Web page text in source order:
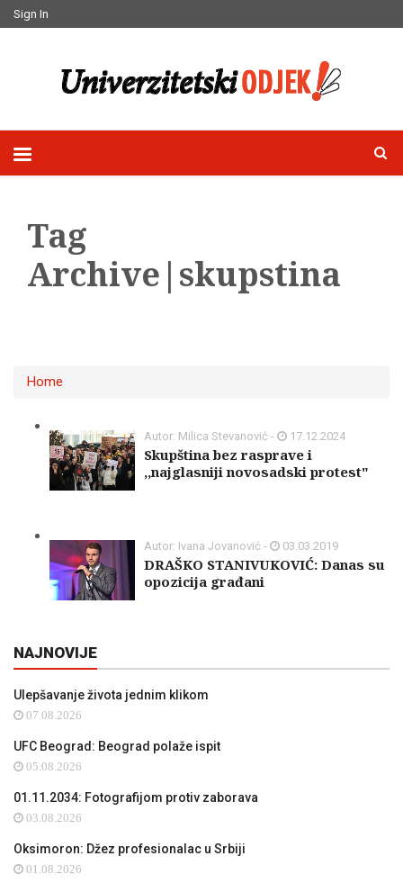
Sign In
Tag
Archive|skupstina
Home
Autor: Milica Stevanović - 17.12.2024
Skupština bez rasprave i
,,najglasniji novosadski protest"
Autor: Ivana Jovanović - 03.03.2019
DRAŠKO STANIVUKOVIĆ: Danas su
opozicija građani
NAJNOVIJE
Ulepšavanje života jednim klikom
07.08.2026
UFC Beograd: Beograd polaže ispit
05.08.2026
01.11.2034: Fotografijom protiv zaborava
03.08.2026
Oksimoron: Džez profesionalac u Srbiji
01.08.2026